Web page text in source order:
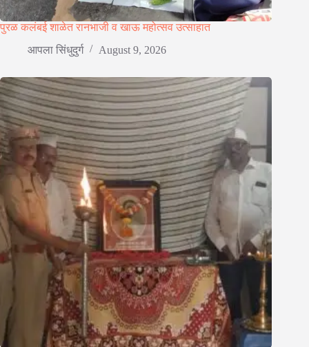
पुरळ कलंबई शाळेत रानभाजी व खाऊ महोत्सव उत्साहात
आपला सिंधुदुर्ग
August 9, 2026